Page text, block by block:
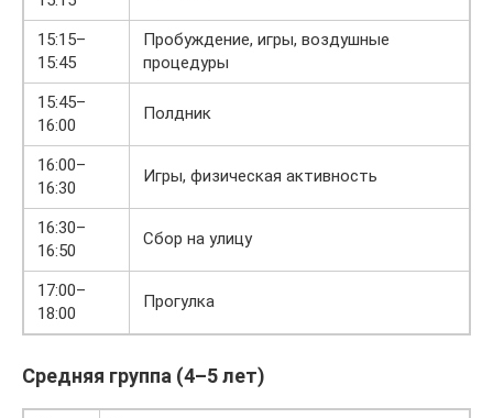
15:15–
15:45
Пробуждение, игры, воздушные
процедуры
15:45–
16:00
Полдник
16:00–
16:30
Игры, физическая активность
16:30–
16:50
Сбор на улицу
17:00–
18:00
Прогулка
Средняя группа (4–5 лет)